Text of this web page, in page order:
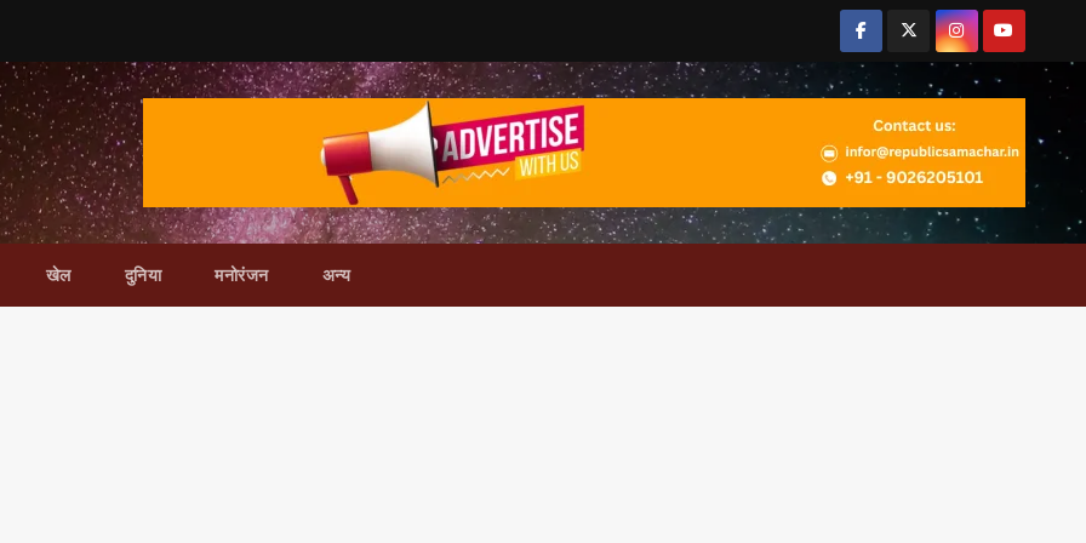
खेल दुनिया मनोरंजन अन्य